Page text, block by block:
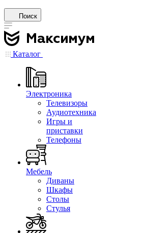
Поиск
Каталог
Электроника
Телевизоры
Аудиотехника
Игры и
приставки
Телефоны
Мебель
Диваны
Шкафы
Столы
Стулья